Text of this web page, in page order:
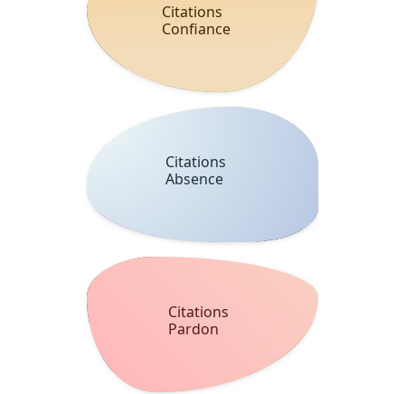
Citations
Confiance
Citations
Absence
Citations
Pardon